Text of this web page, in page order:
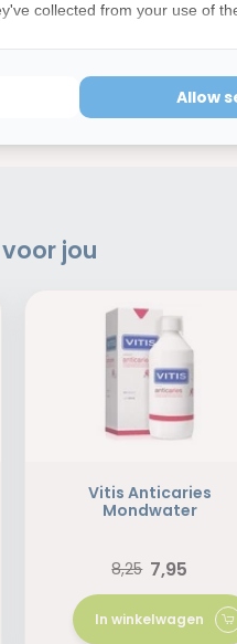
0 reviews
over dit product..
jou
Vitis Anticaries
Mondwater
8,25 7,95
In winkelwagen
collected from your use of
Allow